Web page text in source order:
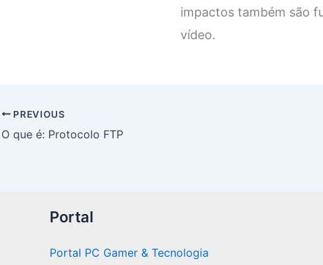
impactos também são
vídeo.
PREVIOUS
O que é: Protocolo FTP
Portal
Portal PC Gamer & Tecnologia